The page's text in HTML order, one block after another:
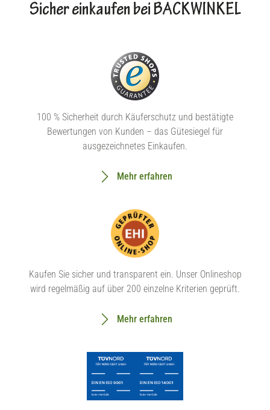
Sicher einkaufen bei BACKWINKEL
100 % Sicherheit durch Käuferschutz und bestätigte
Bewertungen von Kunden – das Gütesiegel für
ausgezeichnetes Einkaufen.
Mehr erfahren
Kaufen Sie sicher und transparent ein. Unser Onlineshop
wird regelmäßig auf über 200 einzelne Kriterien geprüft.
Mehr erfahren